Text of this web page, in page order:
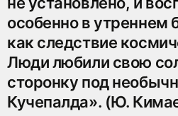
­особенно в утреннем
как следствие
Люди любили свою
сторонку под
Кучепалда». (Ю.